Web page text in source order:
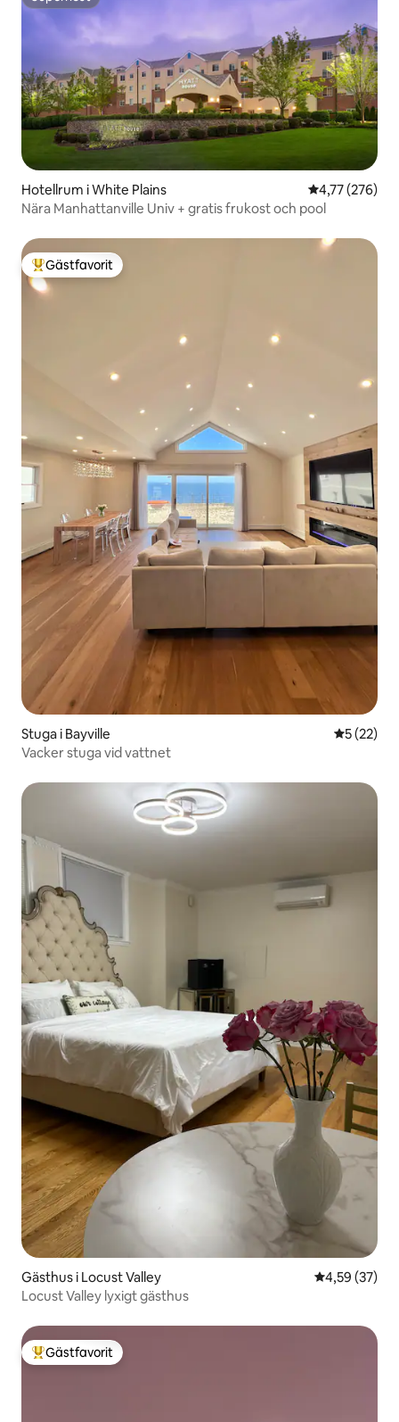
Superhost
Hotellrum i White Plains 4,77 av 5 i
4,77 (276)
Nära Manhattanville Univ + gratis frukost och pool
Populär gästfavorit
Gästfavorit
Stuga i Bayville 5 av 5 i
5 (22)
Vacker stuga vid vattnet
Gästhus i Locust Valley 4,59 av 5 i
4,59 (37)
Locust Valley lyxigt gästhus
Populär gästfavorit
Gästfavorit